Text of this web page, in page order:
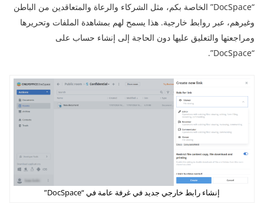
“DocSpace” الخاصة بكم، مثل الشركاء والرعاة والمتعاقدين من الباطن
وغيرهم، عبر روابط خارجية. هذا يسمح لهم بمشاهدة الملفات وتحريرها
ومراجعتها والتعليق عليها دون الحاجة إلى إنشاء حساب على
“DocSpace”.
إنشاء رابط خارجي جديد في غرفة عامة في “DocSpace”